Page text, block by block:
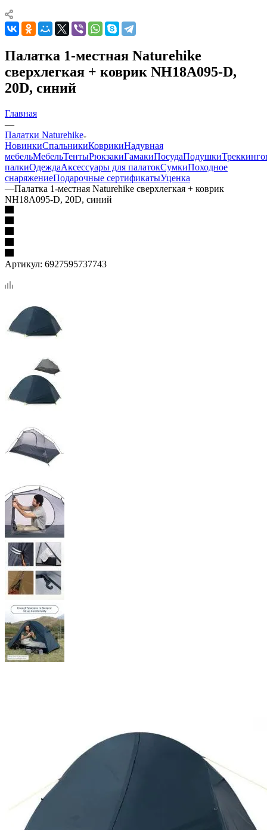
Палатка 1-местная Naturehike
сверхлегкая + коврик NH18A095-D,
20D, синий
Главная
—
Палатки Naturehike
НовинкиСпальникиКоврикиНадувная
мебельМебельТентыРюкзакиГамакиПосудаПодушки
палкиОдеждаАксессуары для палатокСумкиПоходное
снаряжениеПодарочные сертификатыУценка
—Палатка 1-местная Naturehike сверхлегкая + коврик
NH18A095-D, 20D, синий
Артикул: 6927595737743